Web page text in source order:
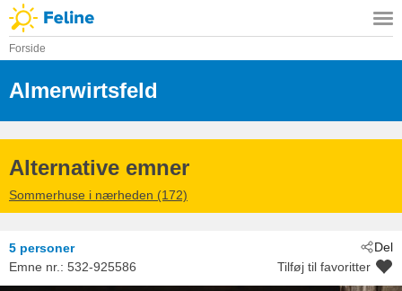
Forside
Almerwirtsfeld
- 5761
- Maria Alm Am
Alternative emner
Sommerhuse i nærheden (172)
Del
5 personer
Emne nr.: 532-925586 Tilføj til favoritter